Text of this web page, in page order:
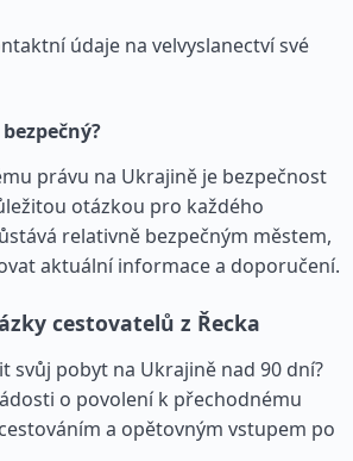
údaje na velvyslanectví své
právu na Ukrajině je bezpečnost
otázkou pro každého
relativně bezpečným městem,
aktuální informace a doporučení.
cestovatelů z Řecka
svůj pobyt na Ukrajině nad 90 dní?
o povolení k přechodnému
a opětovným vstupem po